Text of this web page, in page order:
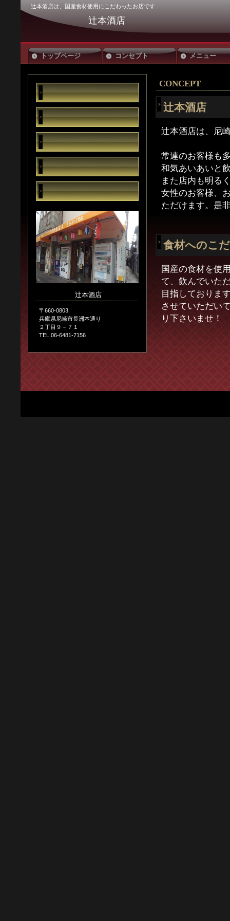
辻本酒店は、国産食材使用にこだわったお店です
辻本酒店
CONCEPT
辻本酒店
辻本酒店は、尼
常連のお客様も
和気あいあいと
また店内も明る
女性のお客様、
ただけます。是
食材へのこ
国産の食材を使
て、飲んでいた
目指しておりま
させていただい
り下さいませ！
トップページ コンセプト メニュー
辻本酒店
〒660-0803
兵庫県尼崎市長洲本通り
２丁目９－７１
TEL.06-6481-7156